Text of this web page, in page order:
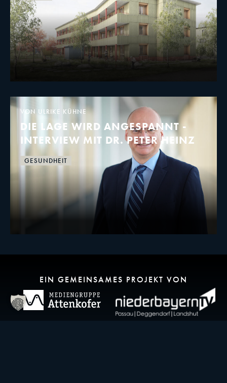
VON ULRIKE KÜHNE
DIE LAGE WIRD ANGESPANNT -
INTERVIEW MIT DR. PETER HEINZ
GESUNDHEIT
EIN GEMEINSAMES PROJEKT VON